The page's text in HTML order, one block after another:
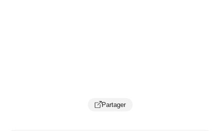
Partager